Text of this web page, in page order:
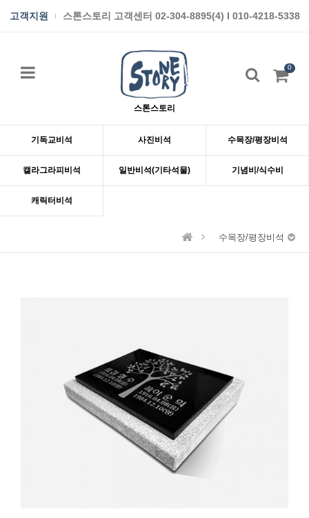
고객지원 스톤스토리 고객센터 02-304-8895(4) I 010-4218-5338
스톤스토리
0
기독교비석 사진비석 수목장/평장비석
캘라그라피비석 일반비석(기타석물) 기념비/식수비
캐릭터비석
수목장/평장비석